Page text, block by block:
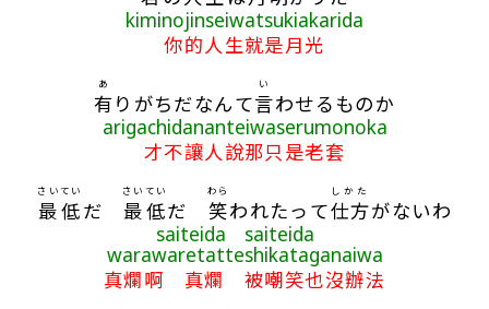
kiminojinseiwatsukiakarida
你的人生就是月光
有
あ
りがちだなんて言
い
わせるものか
arigachidananteiwaserumonoka
才不讓人說那只是老套
最低
さいてい
だ 最低
さいてい
だ 笑
わら
われたって仕方
しかた
がないわ
saiteida saiteida
warawaretatteshikataganaiwa
真爛啊 真爛 被嘲笑也沒辦法